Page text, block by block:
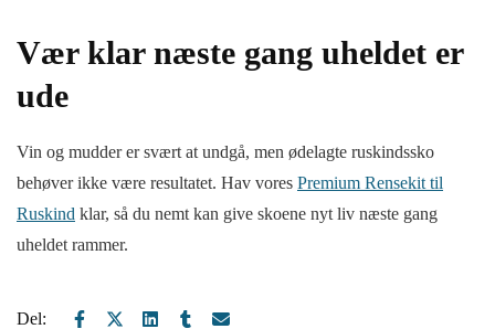
Vær klar næste gang uheldet er
ude
Vin og mudder er svært at undgå, men ødelagte ruskindssko
behøver ikke være resultatet. Hav vores Premium Rensekit til
Ruskind klar, så du nemt kan give skoene nyt liv næste gang
uheldet rammer.
Del: